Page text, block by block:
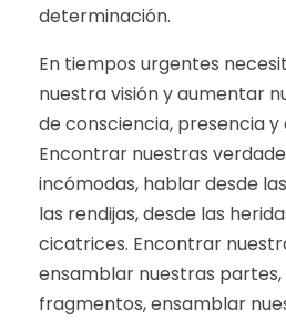
determinación.
En tiempos urgentes
nuestra visión y aumentar
de consciencia, presencia y
Encontrar nuestras
incómodas, hablar desde
las rendijas, desde las
cicatrices. Encontrar
ensamblar nuestras
fragmentos, ensamblar